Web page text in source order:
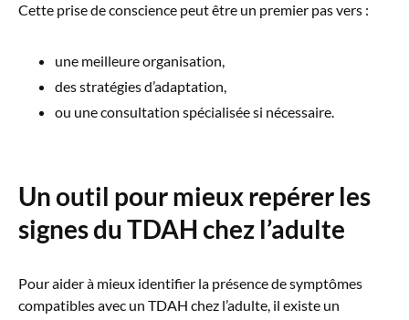
Cette prise de conscience peut être un premier pas vers :
une meilleure organisation,
des stratégies d’adaptation,
ou une consultation spécialisée si nécessaire.
Un outil pour mieux repérer les
signes du TDAH chez l’adulte
Pour aider à mieux identifier la présence de symptômes
compatibles avec un TDAH chez l’adulte, il existe un